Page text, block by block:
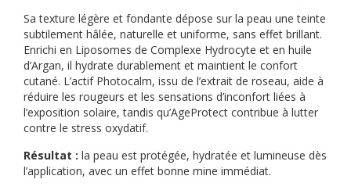
Sa texture légère et fondante dépose sur la peau une teinte
subtilement hâlée, naturelle et uniforme, sans effet brillant.
Enrichi en Liposomes de Complexe Hydrocyte et en huile
d’Argan, il hydrate durablement et maintient le confort
cutané. L’actif Photocalm, issu de l’extrait de roseau, aide à
réduire les rougeurs et les sensations d’inconfort liées à
l’exposition solaire, tandis qu’AgeProtect contribue à lutter
contre le stress oxydatif.
Résultat : la peau est protégée, hydratée et lumineuse dès
l’application, avec un effet bonne mine immédiat.